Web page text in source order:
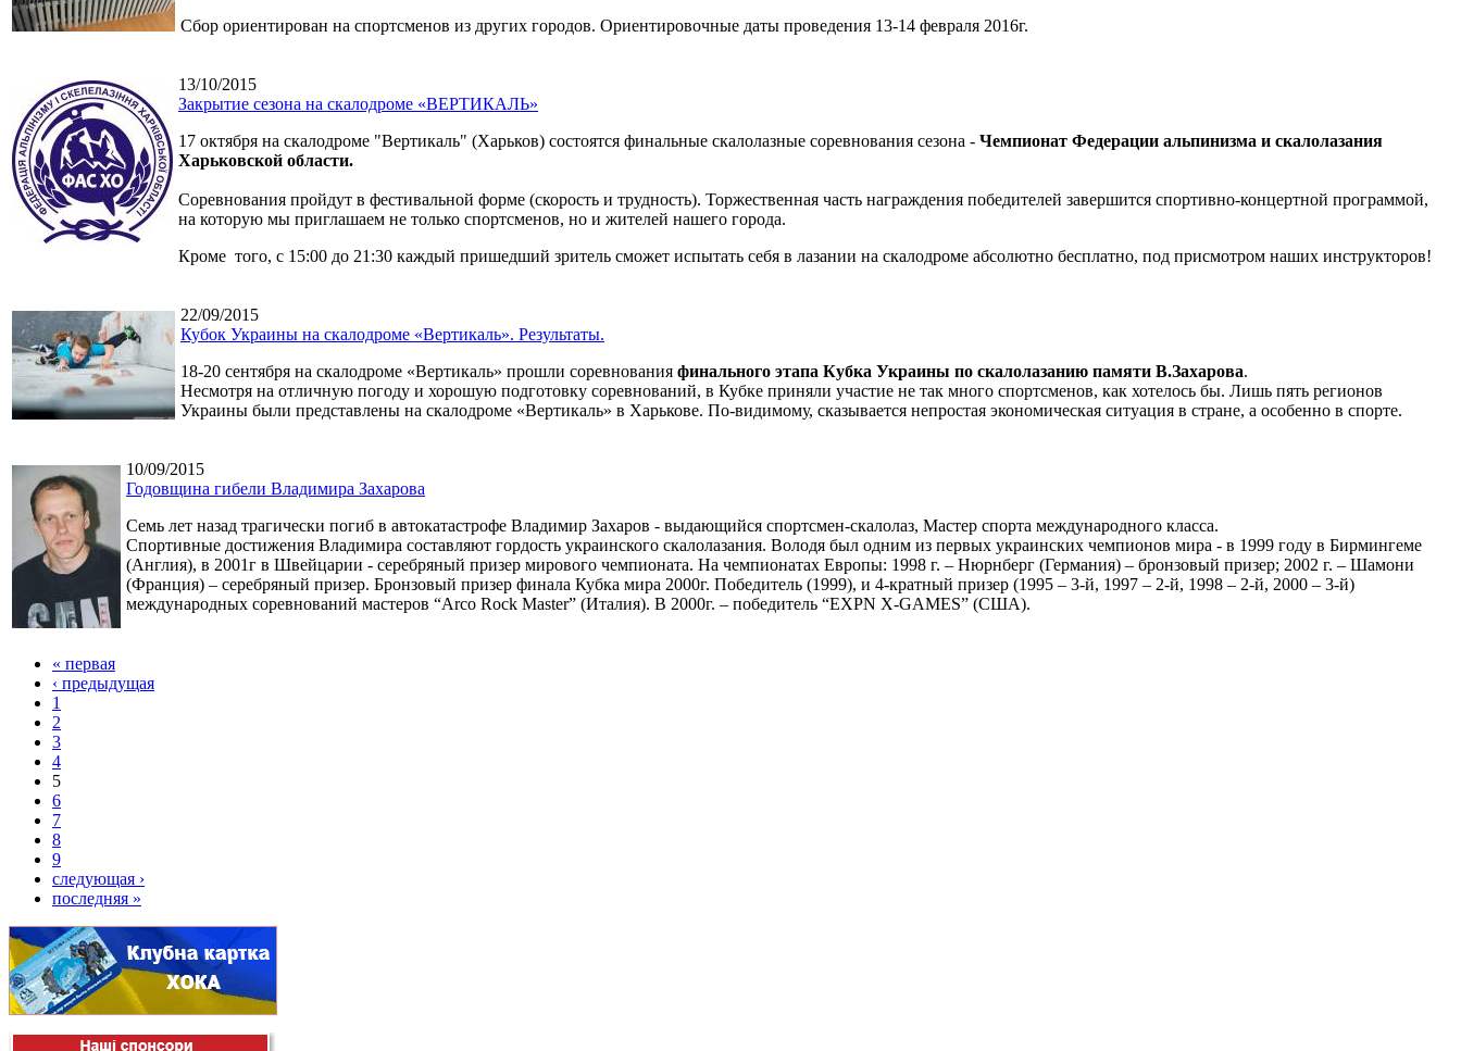
Сбор ориентирован на спортсменов из других городов. Ориентировочные даты проведения 13-14 февраля 2016г.
13/10/2015
Закрытие сезона на скалодроме «ВЕРТИКАЛЬ»
17 октября на скалодроме "Вертикаль" (Харьков) состоятся финальные скалолазные соревнования сезона - Чемпионат Федерации альпинизма и скалолазания
Харьковской области.
Соревнования пройдут в фестивальной форме (скорость и трудность). Торжественная часть награждения победителей завершится спортивно-концертной программой,
на которую мы приглашаем не только спортсменов, но и жителей нашего города.
Кроме того, с 15:00 до 21:30 каждый пришедший зритель сможет испытать себя в лазании на скалодроме абсолютно бесплатно, под присмотром наших инструкторов!
22/09/2015
Кубок Украины на скалодроме «Вертикаль». Результаты.
18-20 сентября на скалодроме «Вертикаль» прошли соревнования финального этапа Кубка Украины по скалолазанию памяти В.Захарова.
Несмотря на отличную погоду и хорошую подготовку соревнований, в Кубке приняли участие не так много спортсменов, как хотелось бы. Лишь пять регионов
Украины были представлены на скалодроме «Вертикаль» в Харькове. По-видимому, сказывается непростая экономическая ситуация в стране, а особенно в спорте.
10/09/2015
Годовщина гибели Владимира Захарова
Семь лет назад трагически погиб в автокатастрофе Владимир Захаров - выдающийся спортсмен-скалолаз, Мастер спорта международного класса.
Спортивные достижения Владимира составляют гордость украинского скалолазания. Володя был одним из первых украинских чемпионов мира - в 1999 году в Бирмингеме
(Англия), в 2001г в Швейцарии - серебряный призер мирового чемпионата. На чемпионатах Европы: 1998 г. – Нюрнберг (Германия) – бронзовый призер; 2002 г. – Шамони
(Франция) – серебряный призер. Бронзовый призер финала Кубка мира 2000г. Победитель (1999), и 4-кратный призер (1995 – 3-й, 1997 – 2-й, 1998 – 2-й, 2000 – 3-й)
международных соревнований мастеров “Arco Rock Master” (Италия). В 2000г. – победитель “EXPN X-GAMES” (США).
« первая
‹ предыдущая
1
2
3
4
5
6
7
8
9
следующая ›
последняя »